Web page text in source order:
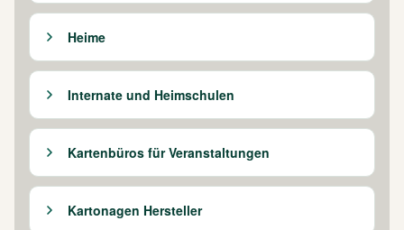
Heime
Internate und Heimschulen
Kartenbüros für Veranstaltungen
Kartonagen Hersteller